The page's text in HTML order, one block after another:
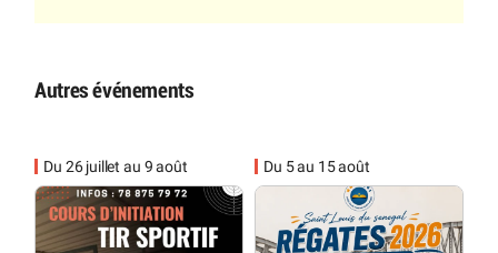
Autres événements
Du 26 juillet au 9 août Du 5 au 15 août